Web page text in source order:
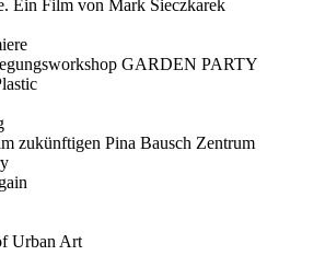
Ein Film von Mark Sieczkarek
GARDEN PARTY
zukünftigen Pina Bausch Zentrum
Urban Art